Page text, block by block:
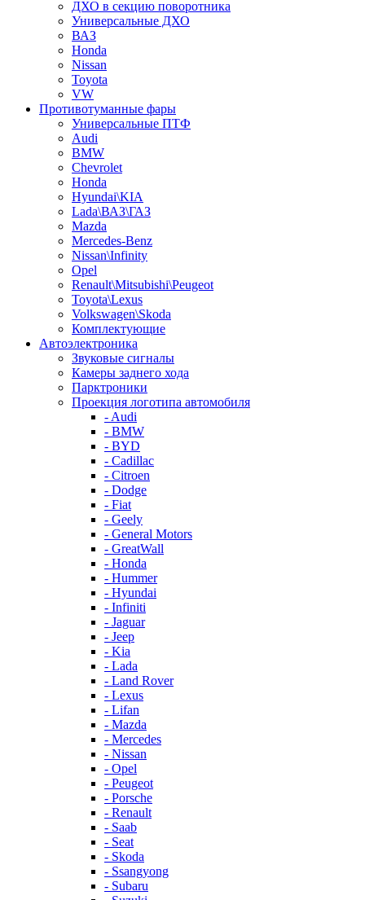
ДХО в секцию поворотника
Универсальные ДХО
ВАЗ
Honda
Nissan
Toyota
VW
Противотуманные фары
Универсальные ПТФ
Audi
BMW
Chevrolet
Honda
Hyundai\KIA
Lada\ВАЗ\ГАЗ
Mazda
Mercedes-Benz
Nissan\Infinity
Opel
Renault\Mitsubishi\Peugeot
Toyota\Lexus
Volkswagen\Skoda
Комплектующие
Автоэлектроника
Звуковые сигналы
Камеры заднего хода
Парктроники
Проекция логотипа автомобиля
- Audi
- BMW
- BYD
- Cadillac
- Citroen
- Dodge
- Fiat
- Geely
- General Motors
- GreatWall
- Honda
- Hummer
- Hyundai
- Infiniti
- Jaguar
- Jeep
- Kia
- Lada
- Land Rover
- Lexus
- Lifan
- Mazda
- Mercedes
- Nissan
- Opel
- Peugeot
- Porsche
- Renault
- Saab
- Seat
- Skoda
- Ssangyong
- Subaru